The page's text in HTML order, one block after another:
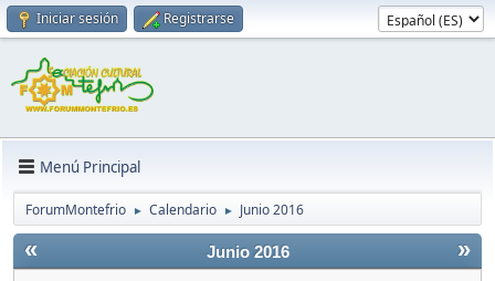
Iniciar sesión Registrarse
Menú Principal
ForumMontefrio ► Calendario ► Junio 2016
« »
Junio 2016